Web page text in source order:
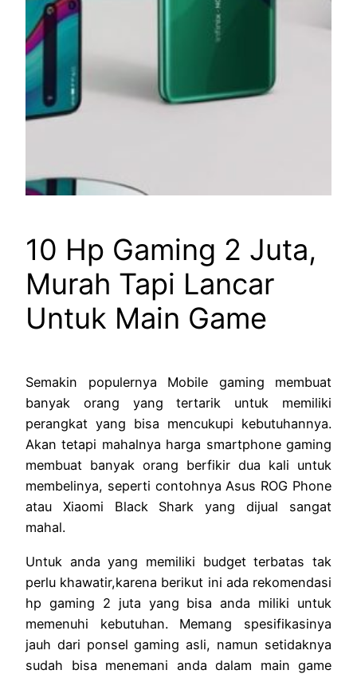
10 Hp Gaming 2 Juta,
Murah Tapi Lancar
Untuk Main Game
Semakin populernya Mobile gaming membuat
banyak orang yang tertarik untuk memiliki
perangkat yang bisa mencukupi kebutuhannya.
Akan tetapi mahalnya harga smartphone gaming
membuat banyak orang berfikir dua kali untuk
membelinya, seperti contohnya Asus ROG Phone
atau Xiaomi Black Shark yang dijual sangat
mahal.
Untuk anda yang memiliki budget terbatas tak
perlu khawatir,karena berikut ini ada rekomendasi
hp gaming 2 juta yang bisa anda miliki untuk
memenuhi kebutuhan. Memang spesifikasinya
jauh dari ponsel gaming asli, namun setidaknya
sudah bisa menemani anda dalam main game